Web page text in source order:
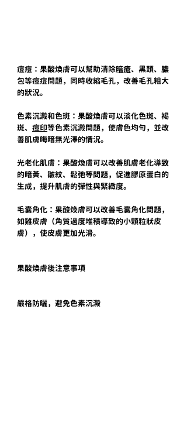
痘痘：果酸煥膚可以幫助清除暗瘡、黑頭、膿
包等痘痘問題，同時收縮毛孔，改善毛孔粗大
的狀況。
色素沉澱和色斑：果酸煥膚可以淡化色斑、褐
斑、 痘印等色素沉澱問題，使膚色均勻，並改
善肌膚晦暗無光澤的情況。
光老化肌膚：果酸煥膚可以改善肌膚老化導致
的暗黃、皺紋、鬆弛等問題，促進膠原蛋白的
生成，提升肌膚的彈性與緊緻度。
毛囊角化：果酸煥膚可以改善毛囊角化問題，
如雞皮膚（角質過度堆積導致的小顆粒狀皮
膚），使皮膚更加光滑。
果酸煥膚後注意事項
嚴格防曬，避免色素沉澱